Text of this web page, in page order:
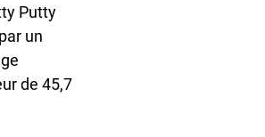
Putty
un
de 45,7